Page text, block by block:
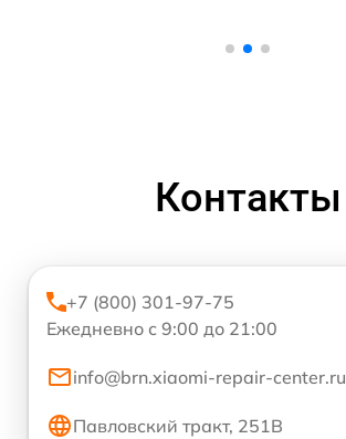
Контакты
+7 (800) 301-97-75
Ежедневно с 9:00 до 21:00
info@brn.xiaomi-repair-center.ru
Павловский тракт, 251В